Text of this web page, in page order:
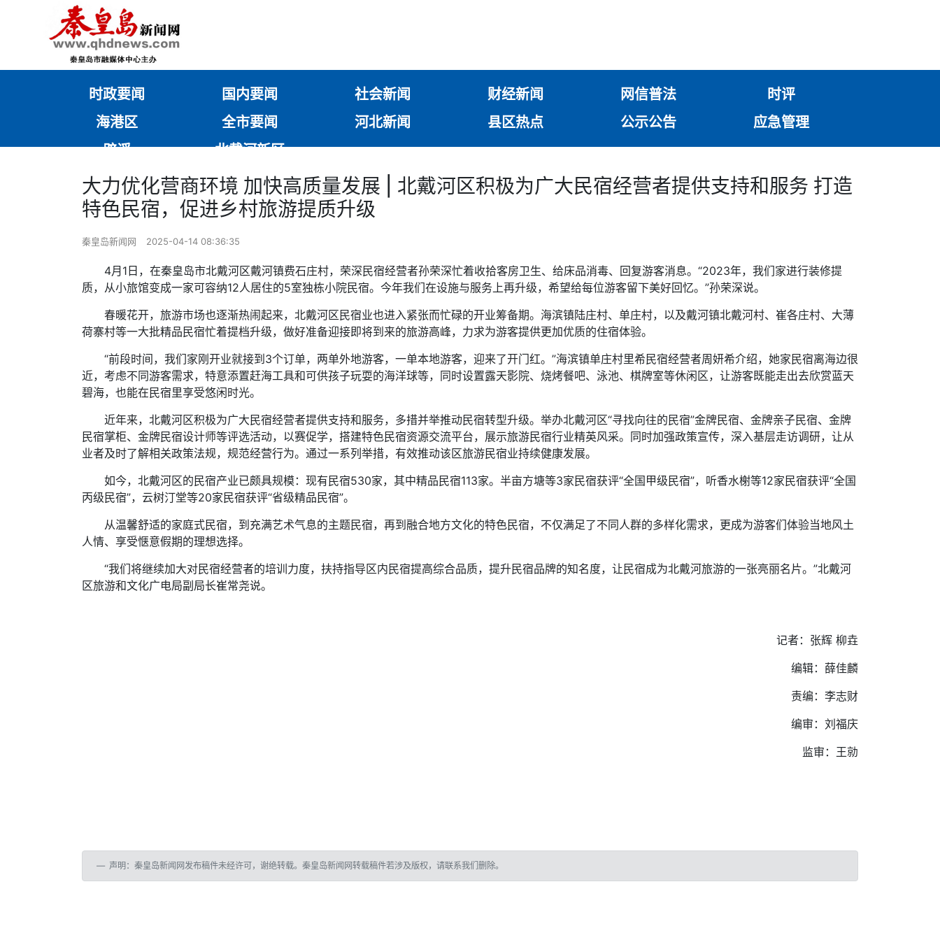
时政要闻 国内要闻 社会新闻 财经新闻 网信普法
时评
海港区
全市要闻 河北新闻 县区热点 公示公告
应急管理
辟谣
北戴河新区
大力优化营商环境 加快高质量发展 | 北戴河区积极为广大民宿经营者提供支持和服务 打造
特色民宿，促进乡村旅游提质升级
秦皇岛新闻网 2025-04-14 08:36:35
4月1日，在秦皇岛市北戴河区戴河镇费石庄村，荣深民宿经营者孙荣深忙着收拾客房卫生、给床品消毒、回复游客消息。“2023年，我们家进行装修提
质，从小旅馆变成一家可容纳12人居住的5室独栋小院民宿。今年我们在设施与服务上再升级，希望给每位游客留下美好回忆。”孙荣深说。
春暖花开，旅游市场也逐渐热闹起来，北戴河区民宿业也进入紧张而忙碌的开业筹备期。海滨镇陆庄村、单庄村，以及戴河镇北戴河村、崔各庄村、大薄
荷寨村等一大批精品民宿忙着提档升级，做好准备迎接即将到来的旅游高峰，力求为游客提供更加优质的住宿体验。
“前段时间，我们家刚开业就接到3个订单，两单外地游客，一单本地游客，迎来了开门红。”海滨镇单庄村里希民宿经营者周妍希介绍，她家民宿离海边很
近，考虑不同游客需求，特意添置赶海工具和可供孩子玩耍的海洋球等，同时设置露天影院、烧烤餐吧、泳池、棋牌室等休闲区，让游客既能走出去欣赏蓝天
碧海，也能在民宿里享受悠闲时光。
近年来，北戴河区积极为广大民宿经营者提供支持和服务，多措并举推动民宿转型升级。举办北戴河区“寻找向往的民宿”金牌民宿、金牌亲子民宿、金牌
民宿掌柜、金牌民宿设计师等评选活动，以赛促学，搭建特色民宿资源交流平台，展示旅游民宿行业精英风采。同时加强政策宣传，深入基层走访调研，让从
业者及时了解相关政策法规，规范经营行为。通过一系列举措，有效推动该区旅游民宿业持续健康发展。
如今，北戴河区的民宿产业已颇具规模：现有民宿530家，其中精品民宿113家。半亩方塘等3家民宿获评“全国甲级民宿”，听香水榭等12家民宿获评“全国
丙级民宿”，云树汀堂等20家民宿获评“省级精品民宿”。
从温馨舒适的家庭式民宿，到充满艺术气息的主题民宿，再到融合地方文化的特色民宿，不仅满足了不同人群的多样化需求，更成为游客们体验当地风土
人情、享受惬意假期的理想选择。
“我们将继续加大对民宿经营者的培训力度，扶持指导区内民宿提高综合品质，提升民宿品牌的知名度，让民宿成为北戴河旅游的一张亮丽名片。”北戴河
区旅游和文化广电局副局长崔常尧说。
记者：张辉 柳垚
编辑：薛佳麟
责编：李志财
编审：刘福庆
监审：王勍
声明：秦皇岛新闻网发布稿件未经许可，谢绝转载。秦皇岛新闻网转载稿件若涉及版权，请联系我们删除。